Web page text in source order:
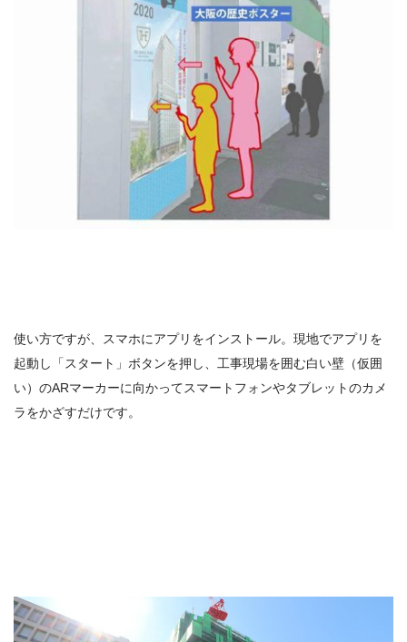
使い方ですが、スマホにアプリをインストール。現地でアプリを
起動し「スタート」ボタンを押し、工事現場を囲む白い壁（仮囲
い）のARマーカーに向かってスマートフォンやタブレットのカメ
ラをかざすだけです。